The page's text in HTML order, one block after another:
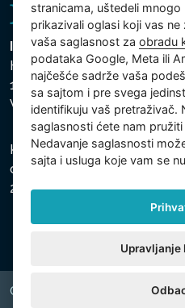
Intex Trading, s.r.o.
Hradecká 2526/3
130 00 Praha 3
Vinohrady - Česká republika
Kompanija je registrovana u
odeljak C, uložak 74759,
26150808, Poreski
Copyright © 2026 INTEX
stranicama, uštedeli
prikazivali oglasi koji vas
vaša saglasnost zaobradu
podataka Google, Meta ili
najčešće sadrže vaša
sa sajtom i pre svega
identifikuju vaš pretraživač.
saglasnosti ćete nam
Nedavanje saglasnosti
sajta i usluga koje vam se
Upravljanje